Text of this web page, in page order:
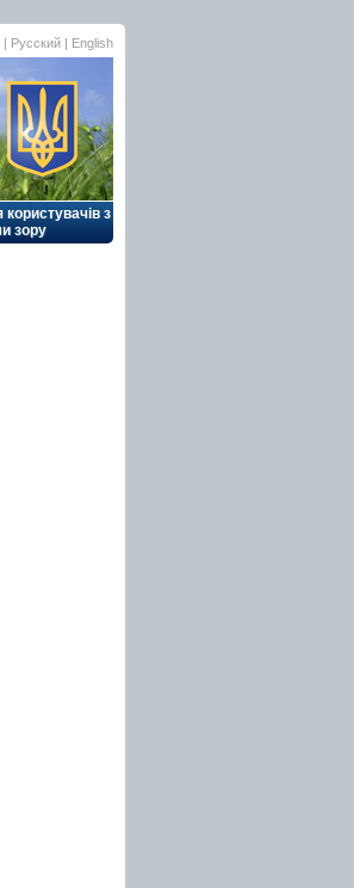
| Русский | English
користувачів з
зору